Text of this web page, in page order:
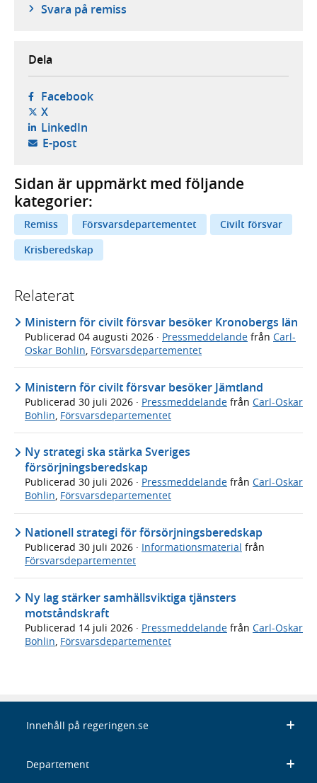
Svara på remiss
Dela
Facebook- öppnas i ny flik, extern webbplats,
X- öppnas i ny flik, extern webbplats,
LinkedIn- öppnas i ny flik, extern webbplats,
E-post- öppnar din e-postklient,
Sidan är uppmärkt med följande
kategorier:
Remiss Försvarsdepartementet
Civilt försvar
Krisberedskap
Relaterat
Ministern för civilt försvar besöker Kronobergs län
Publicerad 04 augusti 2026 · Pressmeddelande från Carl-
Oskar Bohlin, Försvarsdepartementet
Ministern för civilt försvar besöker Jämtland
Publicerad 30 juli 2026 · Pressmeddelande från Carl-Oskar
Bohlin Försvarsdepartementet
Ny strategi ska stärka Sveriges
försörjningsberedskap
Publicerad 30 juli 2026 · Pressmeddelande från Carl-Oskar
Bohlin, Försvarsdepartementet
Nationell strategi för försörjningsberedskap
Publicerad 30 juli 2026 · Informationsmaterial från
Försvarsdepartementet
Ny lag stärker samhällsviktiga tjänsters
motståndskraft
Publicerad 14 juli 2026 · Pressmeddelande från Carl-Oskar
Bohlin Försvarsdepartementet
Innehåll på regeringen.se
Departement